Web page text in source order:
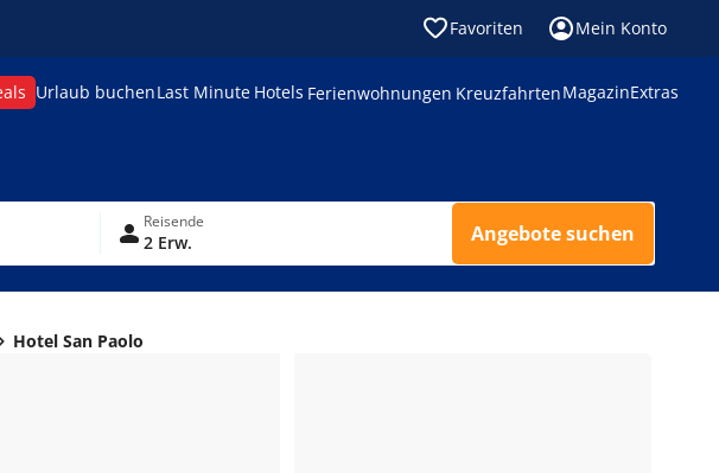
Favoriten Mein Konto
Urlaub buchenLast Minute Hotels Ferienwohnungen KreuzfahrtenMagazinExtras
Reisende
2 Erw. Angebote suchen
Hotel San Paolo